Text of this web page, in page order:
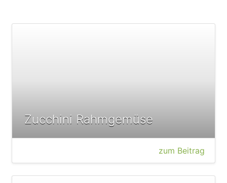
Zucchini Rahmgemüse
zum Beitrag